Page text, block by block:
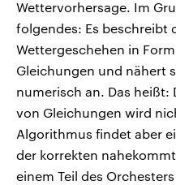
Wettervorhersage. Im
folgendes: Es beschreibt
Wettergeschehen in
Gleichungen und nähert
numerisch an. Das heißt:
von Gleichungen wird
Algorithmus findet aber
der korrekten
einem Teil des